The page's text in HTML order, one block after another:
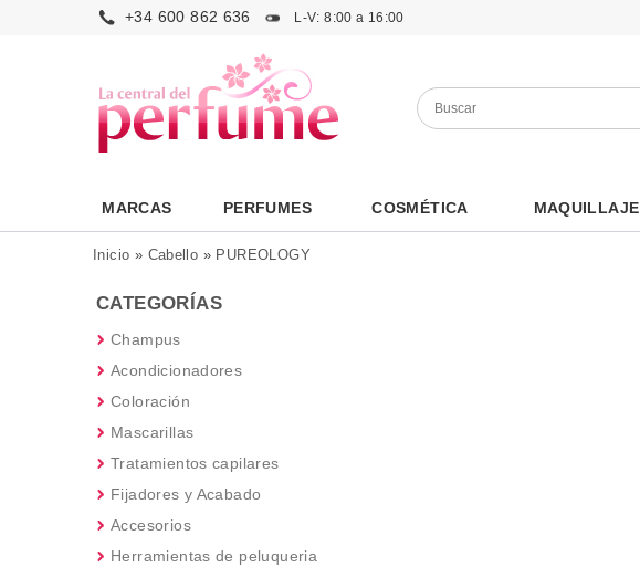
+34 600 862 636 L-V: 8:00 a 16:00
MARCAS PERFUMES COSMÉTICA MAQUILLAJE
Inicio » Cabello » PUREOLOGY
CATEGORÍAS
Champus
Acondicionadores
Coloración
Mascarillas
Tratamientos capilares
Fijadores y Acabado
Accesorios
Herramientas de peluqueria